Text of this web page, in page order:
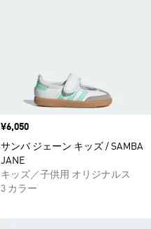
価格
¥6,050
サンバ ジェーン キッズ / SAMBA
JANE
キッズ／子供用 オリジナルス
3 カラー